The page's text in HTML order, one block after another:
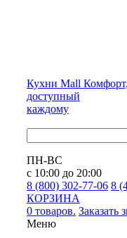
Кухни Mall Комфорт,
доступный
каждому
ПН-ВС
с 10:00 до 20:00
8 (800) 302-77-06 8
КОРЗИНА
0 товаров. Заказать
Меню